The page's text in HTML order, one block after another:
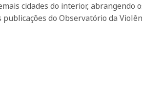
cidades do interior, abrangendo
do Observatório da